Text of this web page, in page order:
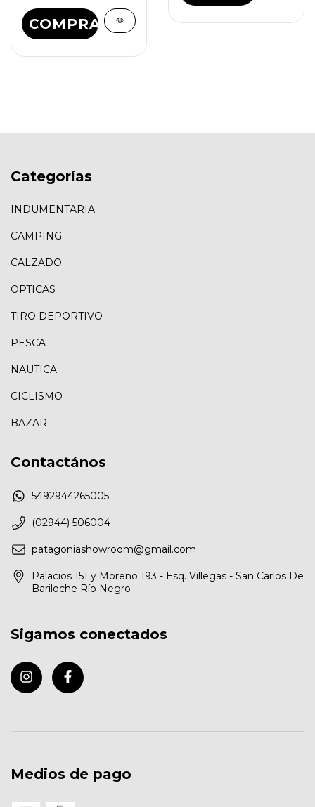
COMPRAR
Categorías
INDUMENTARIA
CAMPING
CALZADO
OPTICAS
TIRO DEPORTIVO
PESCA
NAUTICA
CICLISMO
BAZAR
Contactános
5492944265005
(02944) 506004
patagoniashowroom@gmail.com
Palacios 151 y Moreno 193 - Esq. Villegas - San Carlos De
Bariloche Río Negro
Sigamos conectados
Medios de pago